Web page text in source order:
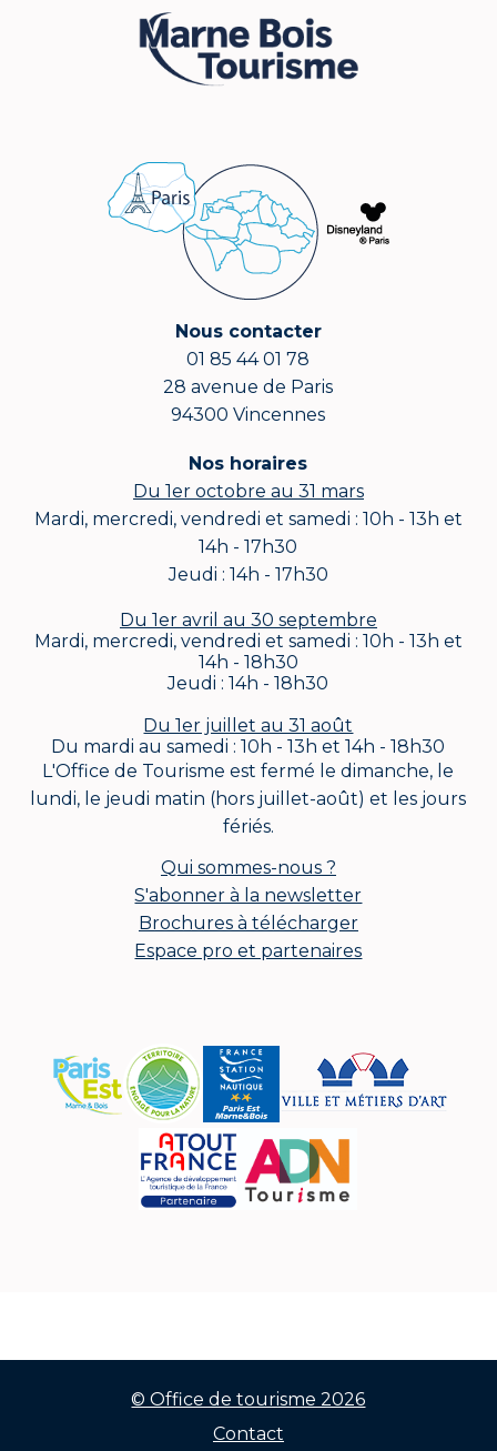
Nous contacter
01 85 44 01 78
28 avenue de Paris
94300 Vincennes
Nos horaires
Du 1er octobre au 31 mars
Mardi, mercredi, vendredi et samedi : 10h - 13h et
14h - 17h30
Jeudi : 14h - 17h30
Du 1er avril au 30 septembre
Mardi, mercredi, vendredi et samedi : 10h - 13h et
14h - 18h30
Jeudi : 14h - 18h30
Du 1er juillet au 31 août
Du mardi au samedi : 10h - 13h et 14h - 18h30
L'Office de Tourisme est fermé le dimanche, le
lundi, le jeudi matin (hors juillet-août) et les jours
fériés.
Qui sommes-nous ?
S'abonner à la newsletter
Brochures à télécharger
Espace pro et partenaires
© Office de tourisme 2026
Contact